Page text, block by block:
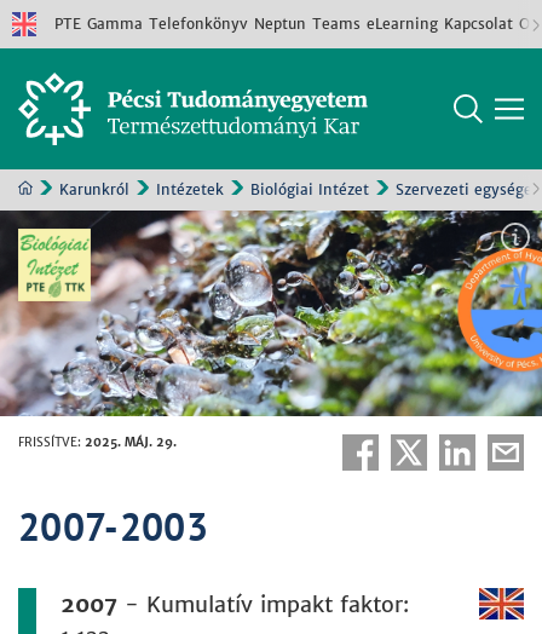
PTE Gamma Telefonkönyv Neptun Teams eLearning Kapcsolat
Karunkról Intézetek Biológiai Intézet Szervezeti egységek
FRISSÍTVE: 2025. MÁJ. 29.
2007-2003
2007 - Kumulatív impakt faktor: